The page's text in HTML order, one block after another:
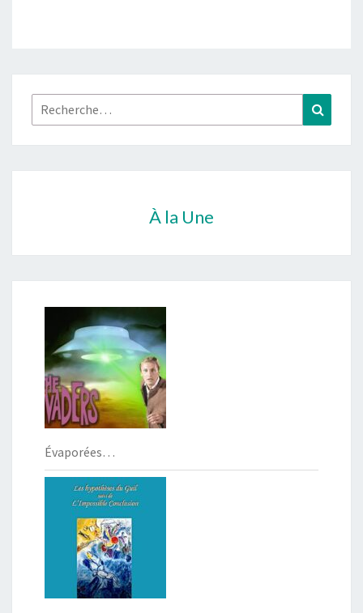
Rechercher :
À la Une
Évaporées…